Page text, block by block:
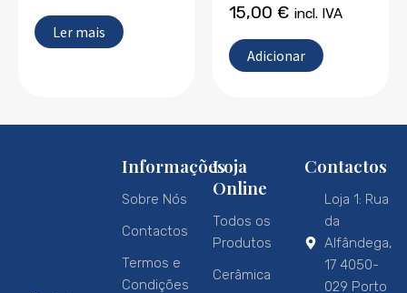
Ler mais
15,00 € incl. IVA
Adicionar
Informações
Sobre Nós
Contactos
Termos e
Condições
Loja
Online
Todos os
Produtos
Cerâmica
Contactos
Loja 1: Rua
da
Alfândega,
17 4050-
029 Porto